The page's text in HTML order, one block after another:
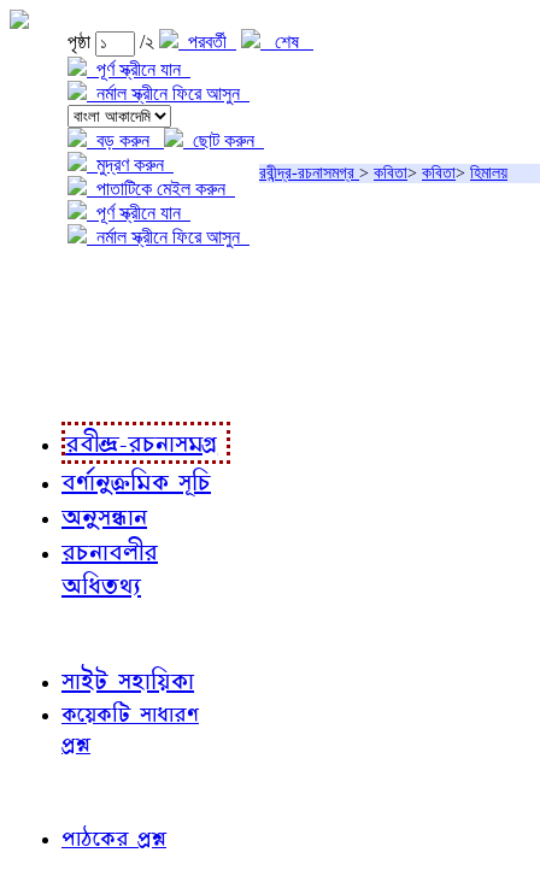
পৃষ্ঠা /২ পরবর্তী
শেষ
পূর্ণ স্ক্রীনে যান
নর্মাল স্ক্রীনে ফিরে আসুন
বড় করুন
ছোট করুন
মুদ্রণ করুন
পাতাটিকে মেইল করুন
পূর্ণ স্ক্রীনে যান
নর্মাল স্ক্রীনে ফিরে আসুন
রবীন্দ্র-রচনাসমগ্র > কবিতা> কবিতা> হিমালয়
রবীন্দ্র-রচনাসমগ্র
বর্ণানুক্রমিক সূচি
অনুসন্ধান
রচনাবলীর
অধিতথ্য
সাইট সহায়িকা
কয়েকটি সাধারণ
প্রশ্ন
পাঠকের প্রশ্ন